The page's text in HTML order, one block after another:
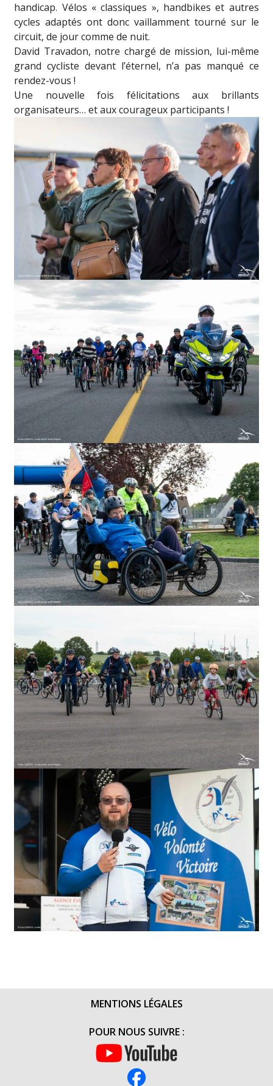
handicap. Vélos « classiques », handbikes et autres
cycles adaptés ont donc vaillamment tourné sur le
circuit, de jour comme de nuit.
David Travadon, notre chargé de mission, lui-même
grand cycliste devant l’éternel, n’a pas manqué ce
rendez-vous !
Une nouvelle fois félicitations aux brillants
organisateurs… et aux courageux participants !
MENTIONS LÉGALES
POUR NOUS SUIVRE :